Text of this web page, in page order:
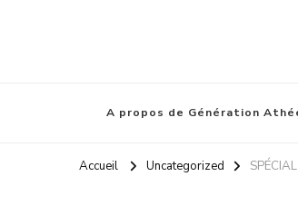
A propos de Génération
Accueil Uncategorized